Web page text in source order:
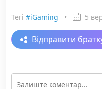
Тегі #iGaming • 5
Відправити